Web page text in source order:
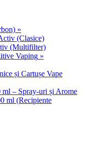
»
(Clasice)
(Multifilter)
Vaping »
și Cartușe Vape
– Spray-uri și Arome
ml (Recipiente